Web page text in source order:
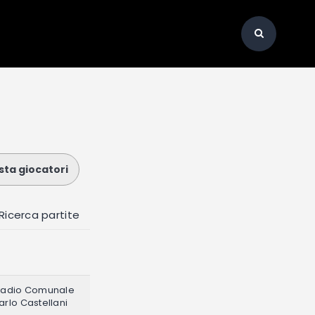
giocatori
partite
Comunale
Castellani